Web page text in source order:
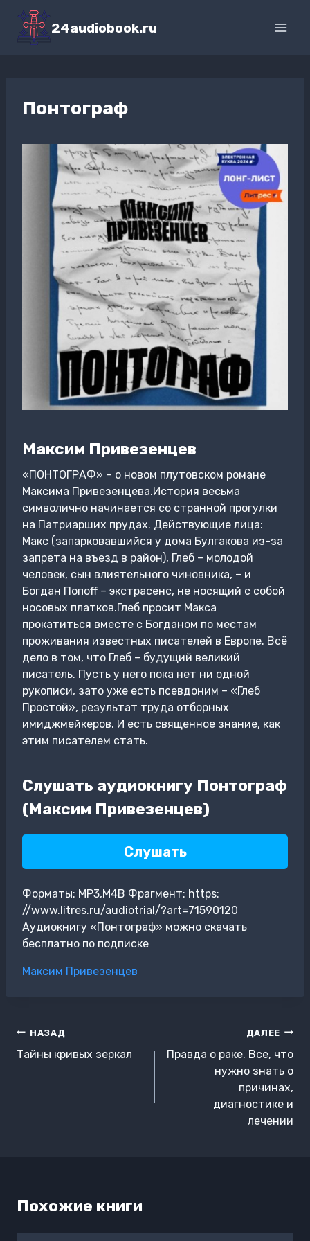
Перейти
содержимому
24audiobook.ru
Понтограф
Максим Привезенцев
«ПОНТОГРАФ» – о новом плутовском романе
Максима Привезенцева.История весьма
символично начинается со странной прогулки
на Патриарших прудах. Действующие лица:
Макс (запарковавшийся у дома Булгакова из-за
запрета на въезд в район), Глеб – молодой
человек, сын влиятельного чиновника, – и
Богдан Попoff – экстрасенс, не носящий с собой
носовых платков.Глеб просит Макса
прокатиться вместе с Богданом по местам
проживания известных писателей в Европе. Всё
дело в том, что Глеб – будущий великий
писатель. Пусть у него пока нет ни одной
рукописи, зато уже есть псевдоним – «Глеб
Простой», результат труда отборных
имиджмейкеров. И есть священное знание, как
этим писателем стать.
Слушать аудиокнигу Понтограф
(Максим Привезенцев)
Слушать
Форматы: MP3,M4B Фрагмент: https:
//www.litres.ru/audiotrial/?art=71590120
Аудиокнигу «Понтограф» можно скачать
бесплатно по подписке
Метки
Максим Привезенцев
Навигация
по
НАЗАД
Тайны кривых зеркал
ДАЛЕЕ
Правда о раке. Все, что
нужно знать о
причинах,
диагностике и
лечении
Похожие книги